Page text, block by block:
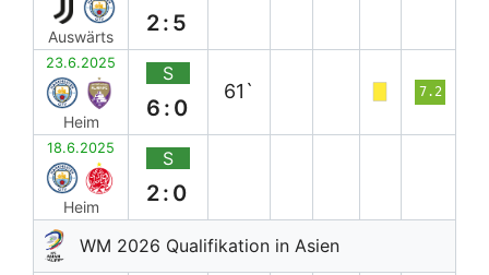
Auswärts
2:5
23.6.2025
Heim
S
6:0
61` 7.2
18.6.2025
Heim
S
2:0
WM 2026 Qualifikation in Asien